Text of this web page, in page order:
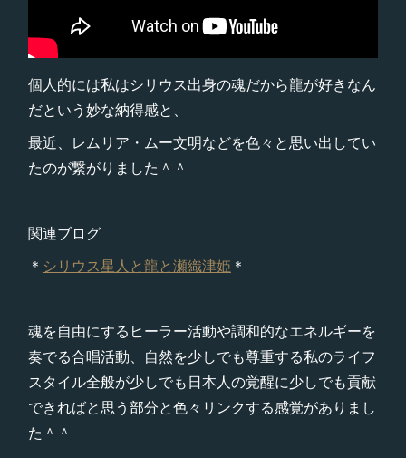
個人的には私はシリウス出身の魂だから龍が好きなん
だという妙な納得感と、
最近、レムリア・ムー文明などを色々と思い出してい
たのが繋がりました＾＾
関連ブログ
＊ シリウス星人と龍と瀬織津姫 ＊
魂を自由にするヒーラー活動や調和的なエネルギーを
奏でる合唱活動、自然を少しでも尊重する私のライフ
スタイル全般が少しでも日本人の覚醒に少しでも貢献
できればと思う部分と色々リンクする感覚がありまし
た＾＾